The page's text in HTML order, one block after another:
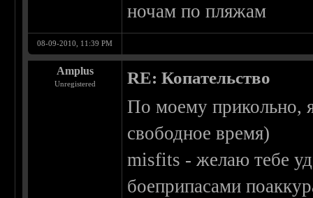
ночам по пляжам
08-09-2010, 11:39 PM
Amplus
Unregistered RE: Копательство
По моему прикольно,
свободное время)
misfits - желаю тебе
боеприпасами